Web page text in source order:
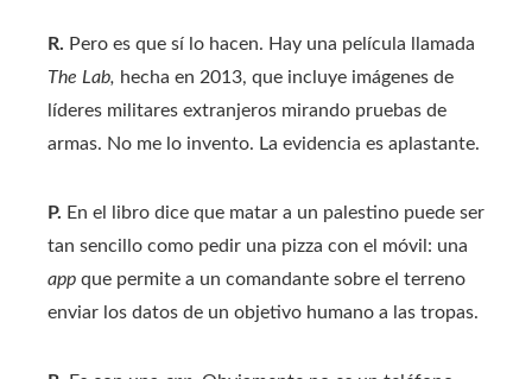
R. Pero es que sí lo hacen. Hay una película llamada
The Lab, hecha en 2013, que incluye imágenes de
líderes militares extranjeros mirando pruebas de
armas. No me lo invento. La evidencia es aplastante.
P. En el libro dice que matar a un palestino puede ser
tan sencillo como pedir una pizza con el móvil: una
app que permite a un comandante sobre el terreno
enviar los datos de un objetivo humano a las tropas.